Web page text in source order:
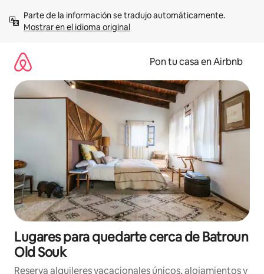
contenidoMostrar en el idioma original
Pon tu casa en Airbnb
Lugares para quedarte cerca de Batroun
Old Souk
Reserva alquileres vacacionales únicos, alojamientos y